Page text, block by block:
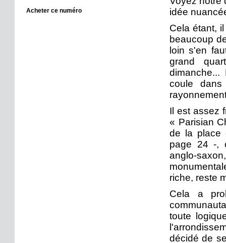
Acheter ce numéro
idée
Cela étant,
beaucoup
loin s'en
grand
coule
Il est assez
« Parisian
de la place
page 24 -,
anglo-
riche, reste
Cela a
toute
décidé de